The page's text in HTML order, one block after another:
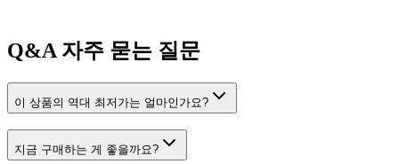
Q&A 자주 묻는 질문
이 상품의 역대 최저가는 얼마인가요?
지금 구매하는 게 좋을까요?